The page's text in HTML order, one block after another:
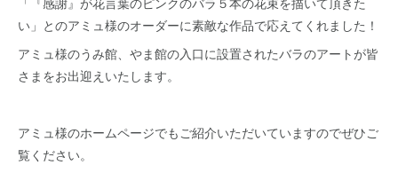
い」とのアミュ様のオーダーに素敵な作品で応えてくれました！
アミュ様のうみ館、やま館の入口に設置されたバラのアートが皆
さまをお出迎えいたします。
アミュ様のホームページでもご紹介いただいていますのでぜひご
覧ください。